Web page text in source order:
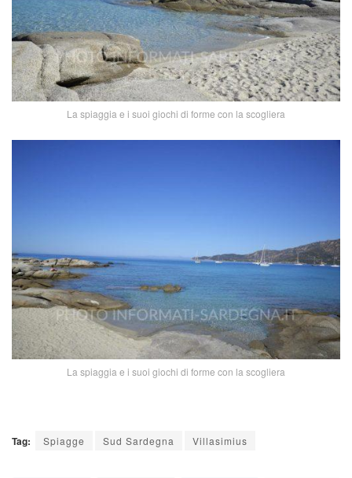
La spiaggia e i suoi giochi di forme con la scogliera
La spiaggia e i suoi giochi di forme con la scogliera
Tag: Spiagge Sud Sardegna Villasimius